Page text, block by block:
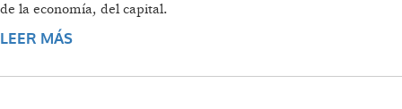
de la economía, del capital.
LEER MÁS
ECONÓMICA